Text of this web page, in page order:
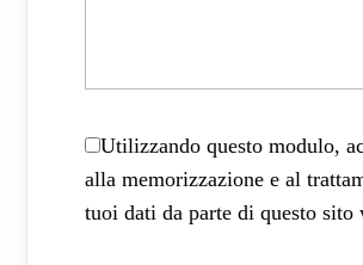
Utilizzando questo modulo,
alla memorizzazione e al
tuoi dati da parte di questo sito